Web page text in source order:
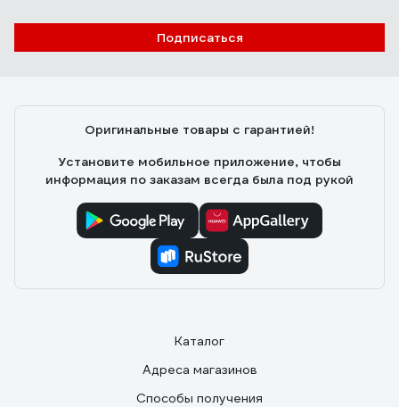
Подписаться
Оригинальные товары с гарантией!
Установите мобильное приложение, чтобы
информация по заказам всегда была под рукой
Каталог
Адреса магазинов
Способы получения